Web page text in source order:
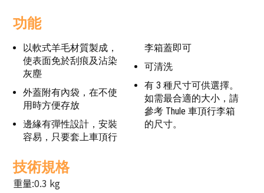
功能
以軟式羊毛材質製成，
使表面免於刮痕及沾染
灰塵
外蓋附有內袋，在不使
用時方便存放
邊緣有彈性設計，安裝
容易，只要套上車頂行
李箱蓋即可
可清洗
有 3 種尺寸可供選擇。
如需最合適的大小，請
參考 Thule 車頂行李箱
的尺寸。
技術規格
重量:0.3 kg